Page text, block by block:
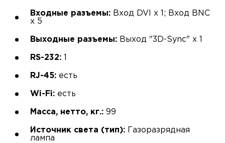
Входные разъемы: Вход DVI х 1; Вход BNC
х 5
Выходные разъемы: Выход "3D-Sync" х 1
RS-232:
RJ-45: есть
Wi-Fi: есть
Масса, нетто, кг.: 99
Источник света (тип):
Газоразрядная
лампа